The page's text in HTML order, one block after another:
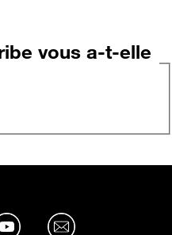
vous a-t-elle